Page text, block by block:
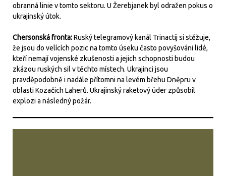
obranná linie v tomto sektoru. U Žerebjanek byl odražen pokus o
ukrajinský útok.
Chersonská fronta:Ruský telegramový kanál Trinactij si stěžuje,
že jsou do velících pozic na tomto úseku často povyšováni lidé,
kteří nemají vojenské zkušenosti a jejich schopnosti budou
zkázou ruských sil v těchto místech. Ukrajinci jsou
pravděpodobně i nadále přítomni na levém břehu Dněpru v
oblasti Kozačich Laherů. Ukrajinský raketový úder způsobil
explozi a následný požár.